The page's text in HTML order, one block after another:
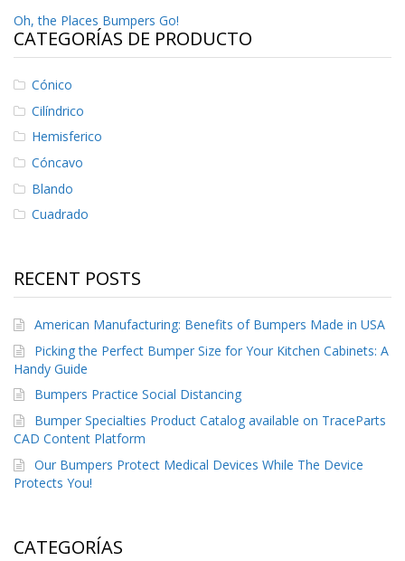
l
i
c
c
i
n
e
s
E
q
v
a
e
n
c
i
a
S
e
v
i
s
Navegación
de
entradas
Oh, the Places Bumpers Go!
CATEGORÍAS DE PRODUCTO
Cónico
Cilíndrico
Hemisferico
Cóncavo
Blando
Cuadrado
RECENT POSTS
American Manufacturing: Benefits of Bumpers Made in USA
Picking the Perfect Bumper Size for Your Kitchen Cabinets: A
Handy Guide
Bumpers Practice Social Distancing
Bumper Specialties Product Catalog available on TraceParts
CAD Content Platform
Our Bumpers Protect Medical Devices While The Device
Protects You!
CATEGORÍAS